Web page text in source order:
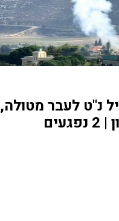
נ"ט לעבר מטולה,